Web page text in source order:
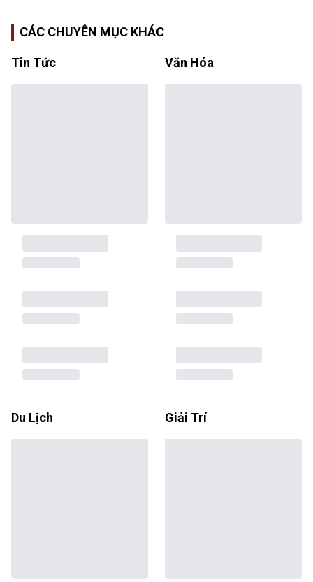
CÁC CHUYÊN MỤC KHÁC
Tin Tức Văn Hóa
Du Lịch Giải Trí